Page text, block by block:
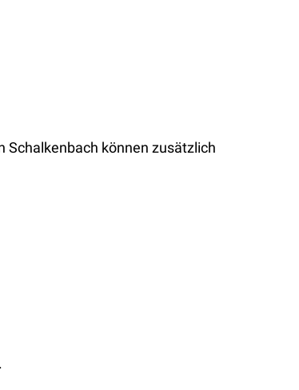
Schalkenbach können zusätzlich